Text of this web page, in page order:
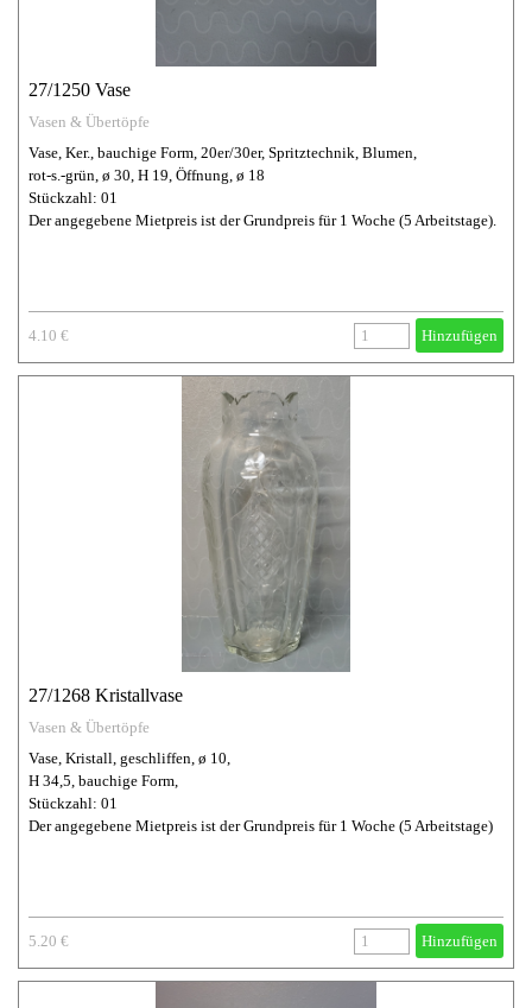
27/1250 Vase
Vasen & Übertöpfe
Vase, Ker., bauchige Form, 20er/30er, Spritztechnik, Blumen,
rot-s.-grün, ø 30, H 19, Öffnung, ø 18
Stückzahl: 01
Der angegebene Mietpreis ist der Grundpreis für 1 Woche (5 Arbeitstage).
4.10 € Hinzufügen
27/1268 Kristallvase
Vasen & Übertöpfe
Vase, Kristall, geschliffen, ø 10,
H 34,5, bauchige Form,
Stückzahl: 01
Der angegebene Mietpreis ist der Grundpreis für 1 Woche (5 Arbeitstage)
5.20 € Hinzufügen